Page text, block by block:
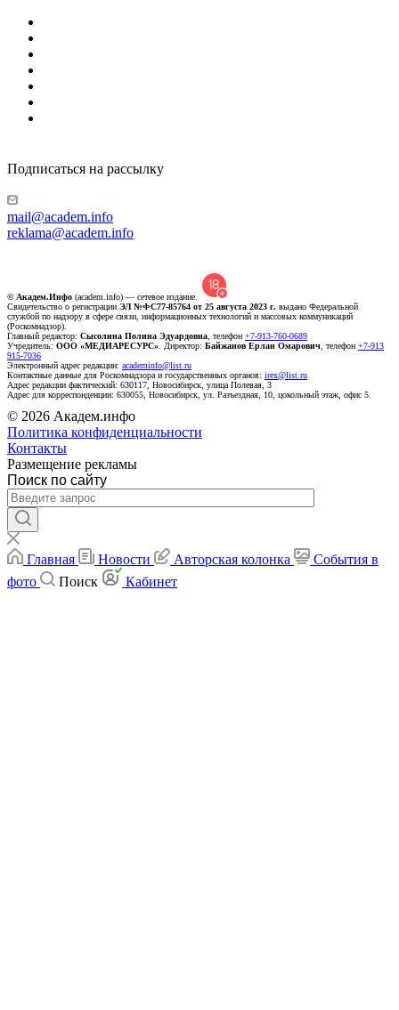
Подписаться на рассылку
mail@academ.info
reklama@academ.info
© Академ.Инфо (academ.info) — сетевое издание.
Свидетельство о регистрации ЭЛ №ФС77-85764 от 25 августа 2023 г. выдано Федеральной
службой по надзору в сфере связи, информационных технологий и массовых коммуникаций
(Роскомнадзор).
Главный редактор: Сысолина Полина Эдуардовна , телефон +7-913-760-0689
Учредитель: ООО «МЕДИАРЕСУРС» . Директор: Байжанов Ерлан Омарович , телефон +7-913
915-7036
Электронный адрес редакции: academinfo@list.ru
Контактные данные для Роскомнадзора и государственных органов: irex@list.ru
Адрес редакции фактический: 630117, Новосибирск, улица Полевая, 3
Адрес для корреспонденции: 630055, Новосибирск, ул. Разъездная, 10, цокольный этаж, офис 5.
© 2026 Академ.инфо
Политика конфиденциальности
Контакты
Размещение рекламы
Поиск по сайту
Главная Новости Авторская колонка
События в
фото
Поиск Кабинет